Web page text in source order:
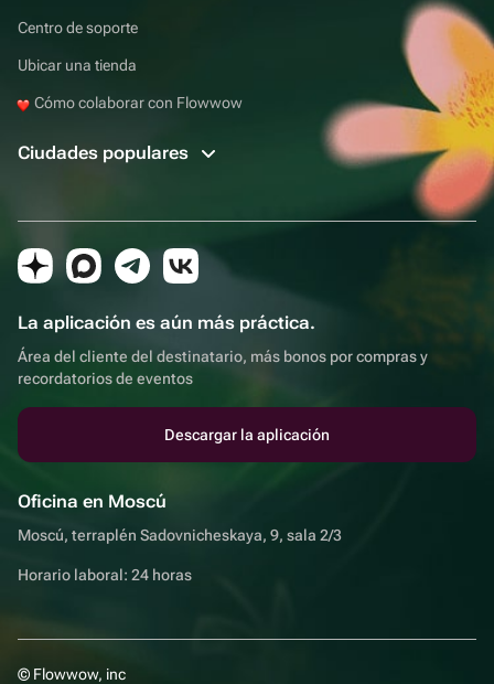
Centro de soporte
Ubicar una tienda
Cómo colaborar con Flowwow
Ciudades populares
La aplicación es aún más práctica.
Área del cliente del destinatario, más bonos por compras y
recordatorios de eventos
Descargar la aplicación
Oficina en Moscú
Moscú, terraplén Sadovnicheskaya, 9, sala 2/3
Horario laboral: 24 horas
© Flowwow, inc